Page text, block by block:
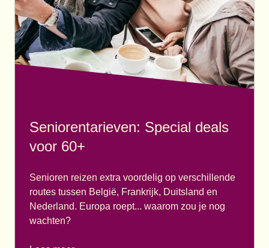
Seniorentarieven: Special deals
voor 60+
Senioren reizen extra voordelig op verschillende
routes tussen België, Frankrijk, Duitsland en
Nederland. Europa roept... waarom zou je nog
wachten?